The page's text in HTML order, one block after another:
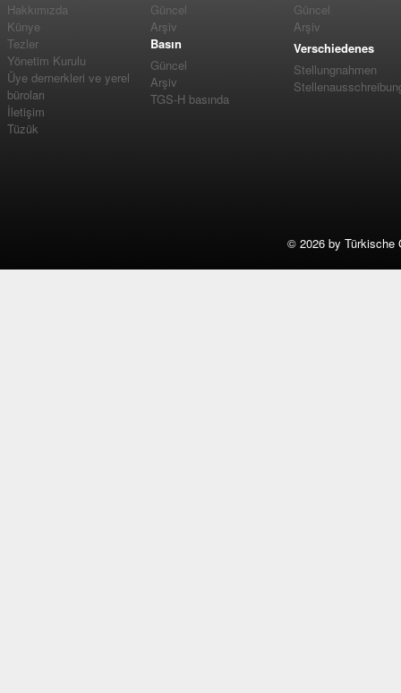
Hakkımızda
Künye
Tezler
Yönetim Kurulu
Üye dernerkleri ve yerel
büroları
İletişim
Tüzük
Güncel
Arşiv
Basın
Güncel
Arşiv
TGS-H basında
Güncel
Arşiv
Verschiedenes
Stellungnahmen
© 2026 by Türkische